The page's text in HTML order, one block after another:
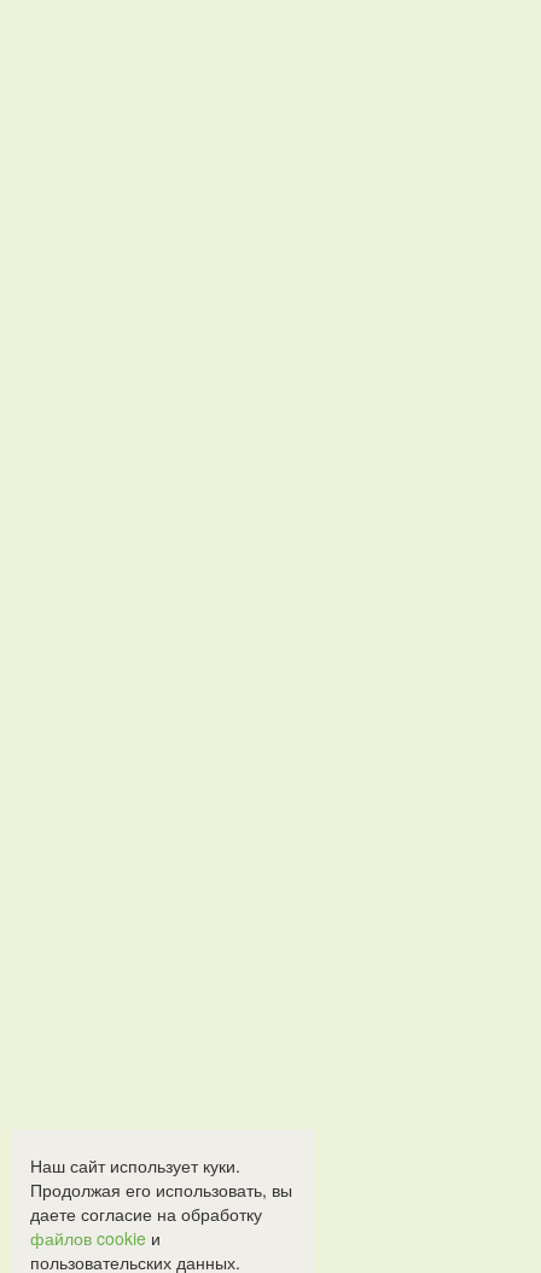
Наш сайт использует куки.
Продолжая его использовать, вы
даете согласие на обработку
файлов cookie и
пользовательских данных.